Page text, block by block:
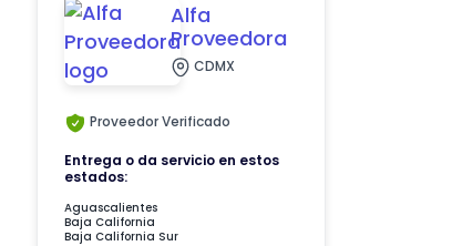
Alfa
Proveedora
CDMX
Proveedor Verificado
Entrega o da servicio en estos
estados:
Aguascalientes
Baja California
Baja California Sur